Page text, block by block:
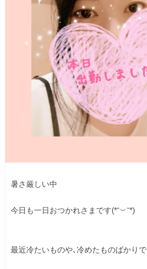
暑さ厳しい中
今日も一日おつかれさまです(⁠*⁠˘⁠︶⁠˘⁠*⁠)⁠
最近冷たいものや､冷めたものばかりで